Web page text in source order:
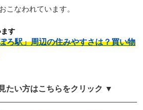
こなわれています。
す
ろ駅」周辺の住みやすさは？買い物
たい方はこちらをクリック ▼